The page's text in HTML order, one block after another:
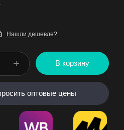
Нашли дешевле?
В корзину
оптовые цены